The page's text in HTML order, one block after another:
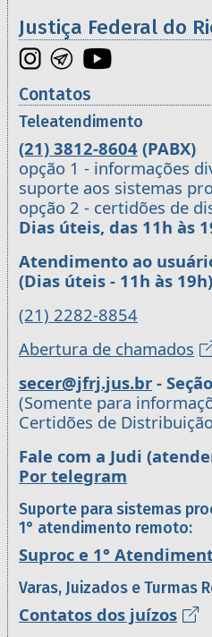
Justiça Federal do
Contatos
Teleatendimento
(21) 3812-8604 (PABX)
opção 1 - informações
suporte aos sistemas
opção 2 - certidões de
Dias úteis, das 11h às
Atendimento ao
(Dias úteis - 11h às 19h)
(21) 2282-8854
Abertura de chamados
secer@jfrj.jus.br -
(Somente para
Certidões de
Fale com a Judi
Por telegram
Suporte para sistemas
1° atendimento remoto:
Suproc e 1°
Varas, Juizados e Turmas
Contatos dos juízos